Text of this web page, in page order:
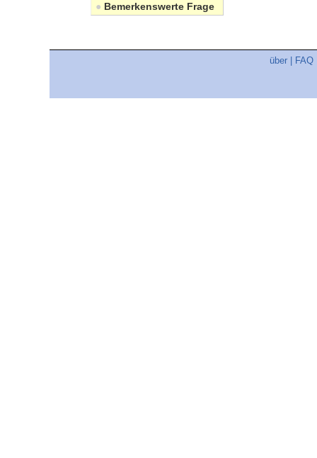
● Bemerkenswerte Frage
über FAQ